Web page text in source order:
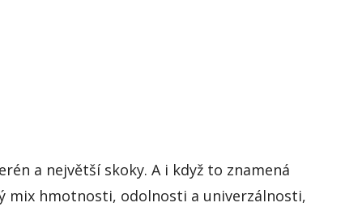
a největší skoky. A i když to znamená
mix hmotnosti, odolnosti a univerzálnosti,